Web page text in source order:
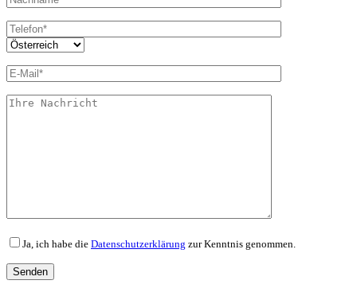
Ja, ich habe die Datenschutzerklärung zur Kenntnis genommen.